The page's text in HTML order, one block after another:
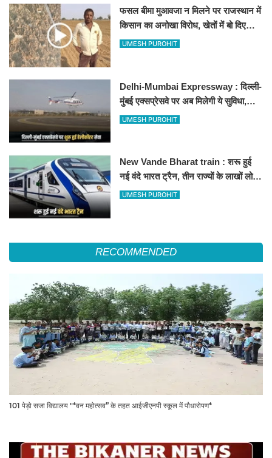
फसल बीमा मुआवजा न मिलने पर राजस्थान में
किसान का अनोखा विरोध, खेतों में बो दिए
500-500 रुपए के नोट, वीडियो वायरल
UMESH PUROHIT
Delhi-Mumbai Expressway : दिल्ली-
मुंबई एक्सप्रेसवे पर अब मिलेगी ये सुविधा,
हेलीकॉप्टर सर्विस से तुरंत घायल पहुंचेगा
UMESH PUROHIT
New Vande Bharat train : शरू हुई
नई वंदे भारत ट्रैन, तीन राज्यों के लाखों लोगों
का सफर होगा आसान, देखें पूरा रूटमैप
UMESH PUROHIT
RECOMMENDED
101 पेड़ो सजा विद्यालय "*वन महोत्सव” के तहत आईजीएनपी स्कूल में पौधारोपण*